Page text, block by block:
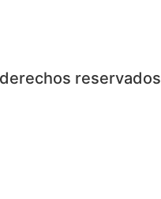
reservados